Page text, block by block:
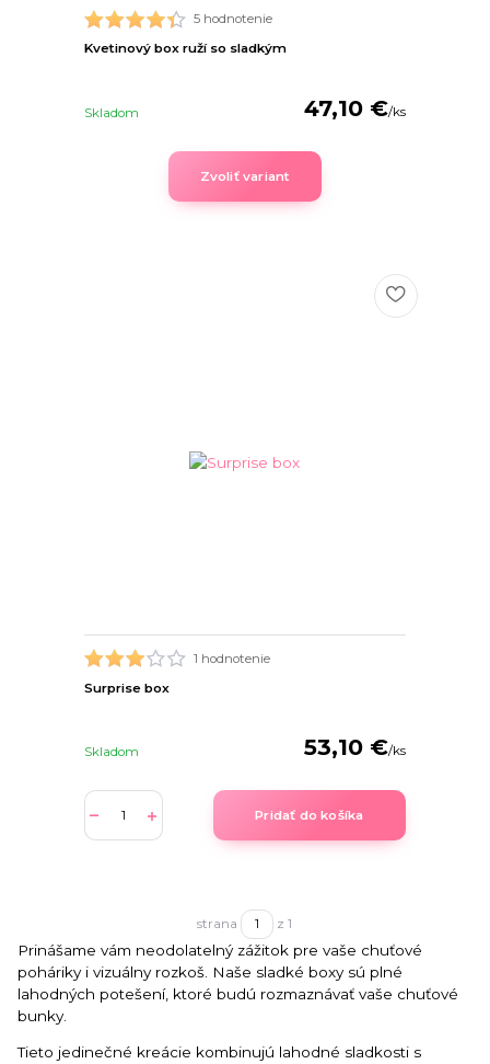
5 hodnotenie
Kvetinový box ruží so sladkým
47,10 €/ks
Skladom
Zvoliť variant
1 hodnotenie
Surprise box
53,10 €/ks
Skladom
Pridať do košíka
strana z 1
Prinášame vám neodolatelný zážitok pre vaše chuťové
poháriky i vizuálny rozkoš. Naše sladké boxy sú plné
lahodných potešení, ktoré budú rozmaznávať vaše chuťové
bunky.
Tieto jedinečné kreácie kombinujú lahodné sladkosti s